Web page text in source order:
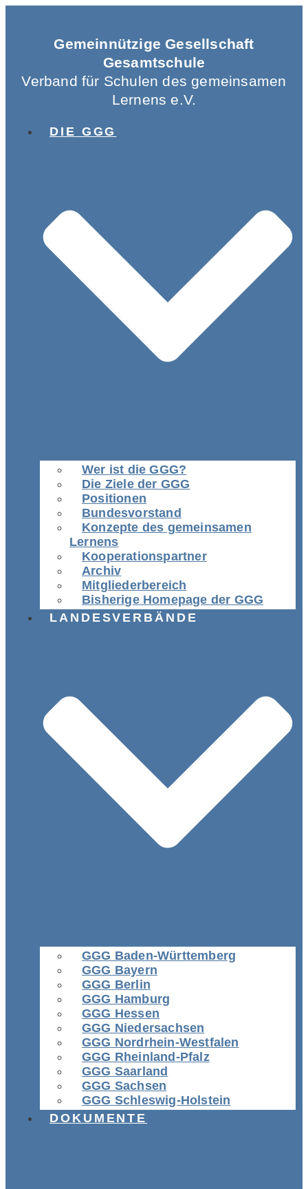
Gemeinnützige Gesellschaft
Gesamtschule
Verband für Schulen des gemeinsamen
Lernens e.V.
DIE GGG
Wer ist die GGG?
Die Ziele der GGG
Positionen
Bundesvorstand
Konzepte des gemeinsamen
Lernens
Kooperationspartner
Archiv
Mitgliederbereich
Bisherige Homepage der GGG
LANDESVERBÄNDE
GGG Baden-Württemberg
GGG Bayern
GGG Berlin
GGG Hamburg
GGG Hessen
GGG Niedersachsen
GGG Nordrhein-Westfalen
GGG Rheinland-Pfalz
GGG Saarland
GGG Sachsen
GGG Schleswig-Holstein
DOKUMENTE